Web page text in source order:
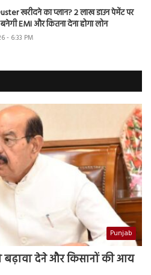
खरीदने का प्लान? 2 लाख डाउन पेमेंट पर
EMI और कितना देना होगा लोन
- 6:33 PM
Punjab
बढ़ावा देने और किसानों की आय